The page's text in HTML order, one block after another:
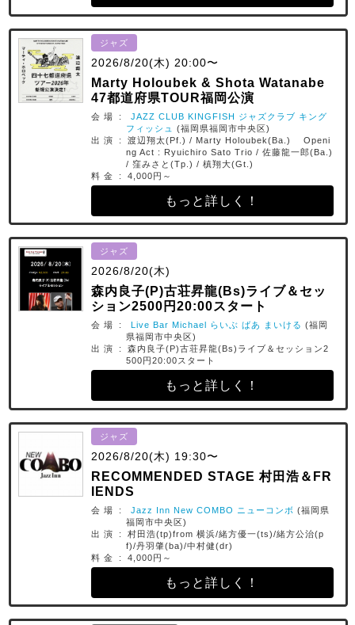
ジャズ
2026/8/20(木) 20:00〜
Marty Holoubek & Shota Watanabe
47都道府県TOUR福岡公演
会 場 : JAZZ CLUB KINGFISH ジャズクラブ キング
フィッシュ
(福岡県福岡市中央区)
出 演 : 渡辺翔太(Pf.) / Marty Holoubek(Ba.) Openi
ng Act : Ryuichiro Sato Trio / 佐藤龍一郎(Ba.)
/ 窪みさと(Tp.) / 槙翔大(Gt.)
料 金 : 4,000円～
もっと詳しく！
ジャズ
2026/8/20(木)
森内良子(P)古荘昇龍(Bs)ライブ＆セッ
ション2500円20:00スタート
会 場 : Live Bar Michael らいぶ ばあ まいける (福岡
県福岡市中央区)
出 演 : 森内良子(P)古荘昇龍(Bs)ライブ＆セッション2
500円20:00スタート
もっと詳しく！
ジャズ
2026/8/20(木) 19:30〜
RECOMMENDED STAGE 村田浩＆FR
IENDS
会 場 : Jazz Inn New COMBO ニューコンボ (福岡県
福岡市中央区)
出 演 : 村田浩(tp)from 横浜/緒方優一(ts)/緒方公治(p
f)/丹羽肇(ba)/中村健(dr)
料 金 : 4,000円～
もっと詳しく！